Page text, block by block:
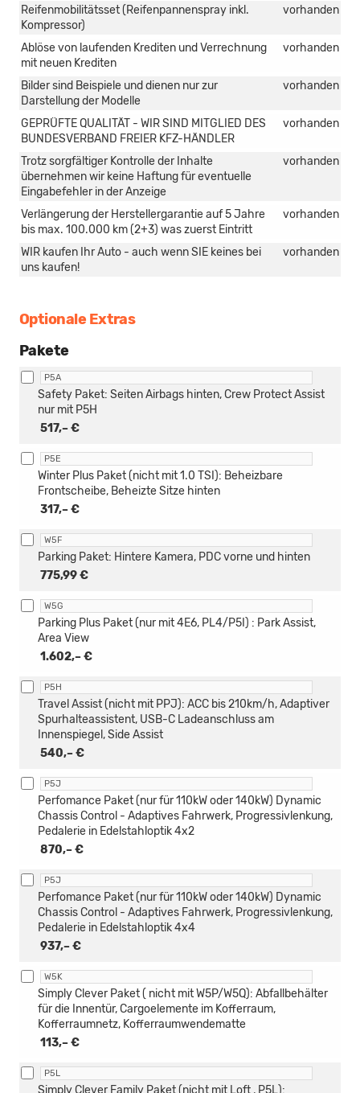
Reifenmobilitätsset (Reifenpannenspray inkl.
Kompressor)
vorhanden
Ablöse von laufenden Krediten und Verrechnung
mit neuen Krediten
vorhanden
Bilder sind Beispiele und dienen nur zur
Darstellung der Modelle
vorhanden
GEPRÜFTE QUALITÄT - WIR SIND MITGLIED DES
BUNDESVERBAND FREIER KFZ-HÄNDLER
vorhanden
Trotz sorgfältiger Kontrolle der Inhalte
übernehmen wir keine Haftung für eventuelle
Eingabefehler in der Anzeige
vorhanden
Verlängerung der Herstellergarantie auf 5 Jahre
bis max. 100.000 km (2+3) was zuerst Eintritt
vorhanden
WIR kaufen Ihr Auto - auch wenn SIE keines bei
uns kaufen!
vorhanden
Optionale Extras
Pakete
P5A
517,– €
Safety Paket: Seiten Airbags hinten, Crew Protect Assist
nur mit P5H
P5E
317,– €
Winter Plus Paket (nicht mit 1.0 TSI): Beheizbare
Frontscheibe, Beheizte Sitze hinten
W5F
775,99 €
Parking Paket: Hintere Kamera, PDC vorne und hinten
W5G
1.602,– €
Parking Plus Paket (nur mit 4E6, PL4/P5I) : Park Assist,
Area View
P5H
540,– €
Travel Assist (nicht mit PPJ): ACC bis 210km/h, Adaptiver
Spurhalteassistent, USB-C Ladeanschluss am
Innenspiegel, Side Assist
P5J
870,– €
Perfomance Paket (nur für 110kW oder 140kW) Dynamic
Chassis Control - Adaptives Fahrwerk, Progressivlenkung,
Pedalerie in Edelstahloptik 4x2
P5J
937,– €
Perfomance Paket (nur für 110kW oder 140kW) Dynamic
Chassis Control - Adaptives Fahrwerk, Progressivlenkung,
Pedalerie in Edelstahloptik 4x4
W5K
113,– €
Simply Clever Paket ( nicht mit W5P/W5Q): Abfallbehälter
für die Innentür, Cargoelemente im Kofferraum,
Kofferraumnetz, Kofferraumwendematte
P5L
Simply Clever Family Paket (nicht mit Loft , P5L):